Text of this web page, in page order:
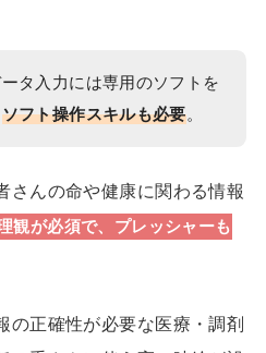
タ入力には専用のソフトを
ソフト操作スキルも必要。
さんの命や健康に関わる情報
観が必須で、プレッシャーも
の正確性が必要な医療・調剤